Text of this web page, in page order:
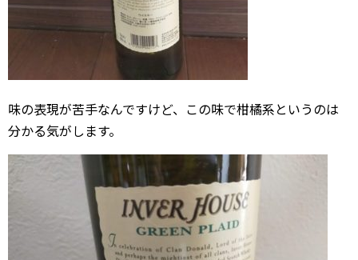
味の表現が苦手なんですけど、この味で柑橘系というのは
分かる気がします。